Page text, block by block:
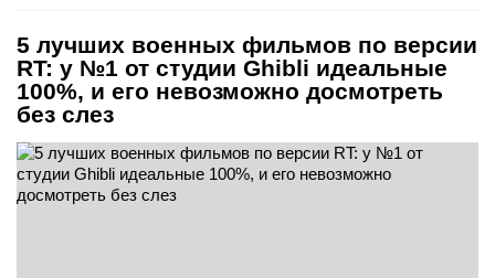
5 лучших военных фильмов по версии
RT: у №1 от студии Ghibli идеальные
100%, и его невозможно досмотреть
без слез